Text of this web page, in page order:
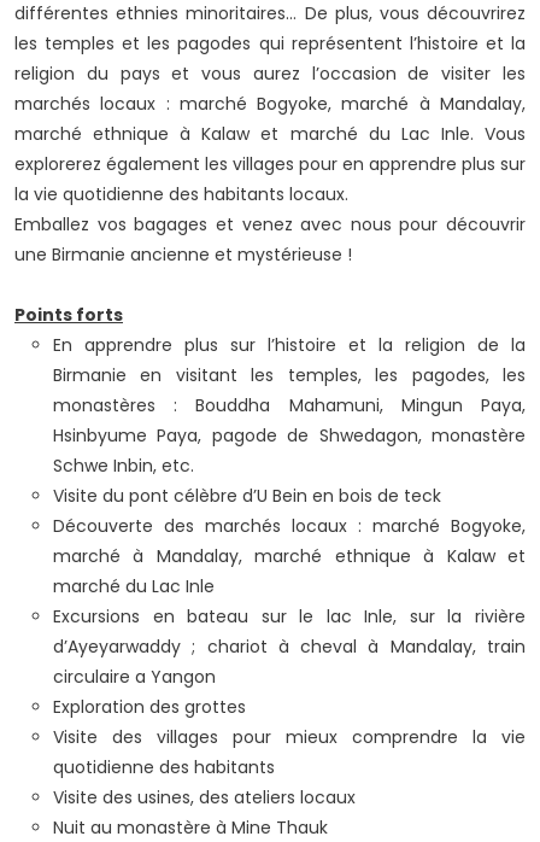
différentes ethnies minoritaires… De plus, vous découvrirez
les temples et les pagodes qui représentent l’histoire et la
religion du pays et vous aurez l’occasion de visiter les
marchés locaux : marché Bogyoke, marché à Mandalay,
marché ethnique à Kalaw et marché du Lac Inle. Vous
explorerez également les villages pour en apprendre plus sur
la vie quotidienne des habitants locaux.
Emballez vos bagages et venez avec nous pour découvrir
une Birmanie ancienne et mystérieuse !
Points forts
En apprendre plus sur l’histoire et la religion de la
Birmanie en visitant les temples, les pagodes, les
monastères : Bouddha Mahamuni, Mingun Paya,
Hsinbyume Paya, pagode de Shwedagon, monastère
Schwe Inbin, etc.
Visite du pont célèbre d’U Bein en bois de teck
Découverte des marchés locaux : marché Bogyoke,
marché à Mandalay, marché ethnique à Kalaw et
marché du Lac Inle
Excursions en bateau sur le lac Inle, sur la rivière
d’Ayeyarwaddy ; chariot à cheval à Mandalay, train
circulaire a Yangon
Exploration des grottes
Visite des villages pour mieux comprendre la vie
quotidienne des habitants
Visite des usines, des ateliers locaux
Nuit au monastère à Mine Thauk